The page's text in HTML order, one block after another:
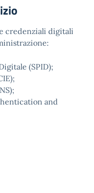
credenziali digitali
(SPID);
and